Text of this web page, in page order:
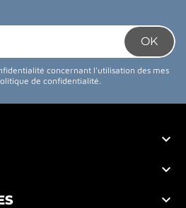
concernant l'utilisation des mes
de confidentialité.


